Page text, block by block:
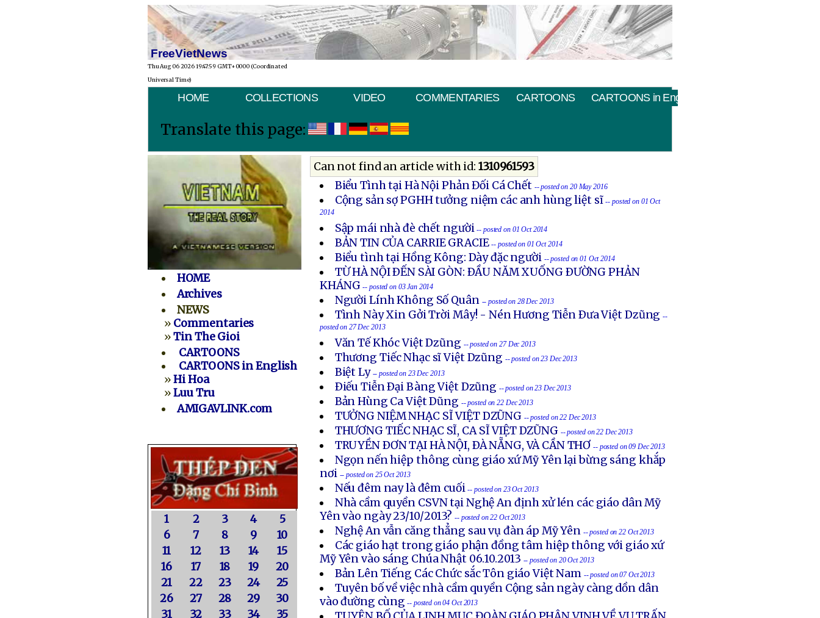
FreeVietNews
Thu Aug 06 2026 19:47:59 GMT+0000 (Coordinated
Universal Time)
HOME COLLECTIONS VIDEO COMMENTARIES CARTOONS CARTOONS in English
Translate this page:
HOME
Archives
NEWS
» Commentaries
»Tin The Gioi
CARTOONS
CARTOONS in English
»Hi Hoa
»Luu Tru
AMIGAVLINK.com
1 2 3 4
5
6
7 8 9
10
11
12 13 14
15
16
17 18 19
20
21
22 23 24
25
26
27 28 29
30
31
32 33 34
35
Can not find an article with id: 1310961593
Biểu Tình tại Hà Nội Phản Đối Cá Chết -- posted on 20 May 2016
Cộng sản sợ PGHH tưởng niệm các anh hùng liệt sĩ -- posted on 01 Oct
2014
Sập mái nhà đè chết người -- posted on 01 Oct 2014
BẢN TIN CỦA CARRIE GRACIE-- posted on 01 Oct 2014
Biểu tình tại Hồng Kông: Dày đặc người -- posted on 01 Oct 2014
TỪ HÀ NỘI ÐẾN SÀI GÒN: ÐẦU NĂM XUỐNG ÐƯỜNG PHẢN
KHÁNG-- posted on 03 Jan 2014
Người Lính Không Số Quân -- posted on 28 Dec 2013
Tình Này Xin Gởi Trời Mây! - Nén Hương Tiễn Ðưa Việt Dzũng --
posted on 27 Dec 2013
Văn Tế Khóc Việt Dzũng -- posted on 27 Dec 2013
Thương Tiếc Nhạc sĩ Việt Dzũng -- posted on 23 Dec 2013
Biệt Ly -- posted on 23 Dec 2013
Ðiếu Tiễn Ðại Bàng Việt Dzũng -- posted on 23 Dec 2013
Bản Hùng Ca Việt Dũng -- posted on 22 Dec 2013
TƯỞNG NIỆM NHẠC SĨ VIỆT DZŨNG -- posted on 22 Dec 2013
THƯƠNG TIẾC NHẠC SĨ, CA SĨ VIỆT DZŨNG -- posted on 22 Dec 2013
TRUYỀN ÐƠN TẠI HÀ NỘI, ÐÀ NẴNG, VÀ CẦN THƠ -- posted on 09 Dec 2013
Ngọn nến hiệp thông cùng giáo xứ Mỹ Yên lại bừng sáng khắp
nơi -- posted on 25 Oct 2013
Nếu đêm nay là đêm cuối -- posted on 23 Oct 2013
Nhà cầm quyền CSVN tại Nghệ An định xử lén các giáo dân Mỹ
Yên vào ngày 23/10/2013?-- posted on 22 Oct 2013
Nghệ An vẫn căng thẳng sau vụ đàn áp Mỹ Yên -- posted on 22 Oct 2013
Các giáo hạt trong giáo phận đồng tâm hiệp thông với giáo xứ
Mỹ Yên vào sáng Chúa Nhật 06.10.2013 -- posted on 20 Oct 2013
Bản Lên Tiếng Các Chức sắc Tôn giáo Việt Nam -- posted on 07 Oct 2013
Tuyên bố về việc nhà cầm quyền Cộng sản ngày càng dồn dân
vào đường cùng -- posted on 04 Oct 2013